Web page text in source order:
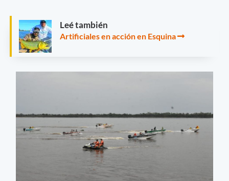
Leé también
Artificiales en acción en Esquina